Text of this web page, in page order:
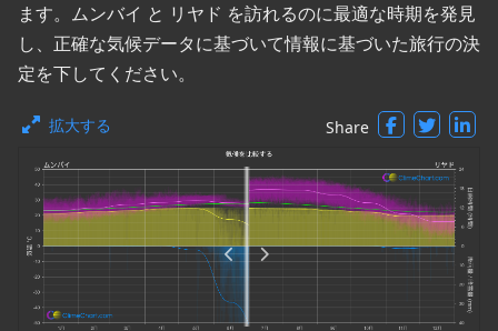
ます。ムンバイ と リヤド を訪れるのに最適な時期を発見
し、正確な気候データに基づいて情報に基づいた旅行の決
定を下してください。
拡大する Share